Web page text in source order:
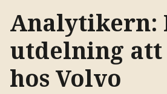
Analytikern:
utdelning att
hos Volvo